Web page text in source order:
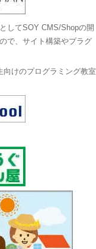
してSOY CMS/Shopの開
で、サイト構築やプラグ
向けのプログラミング教室